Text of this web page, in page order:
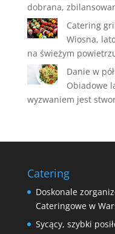
dobrana,
Catering
Wiosna,
na świeżym
Danie w
Obiadowe
wyzwaniem jest
Catering
Doskonale
Cateringowe w
Sycący, szybki